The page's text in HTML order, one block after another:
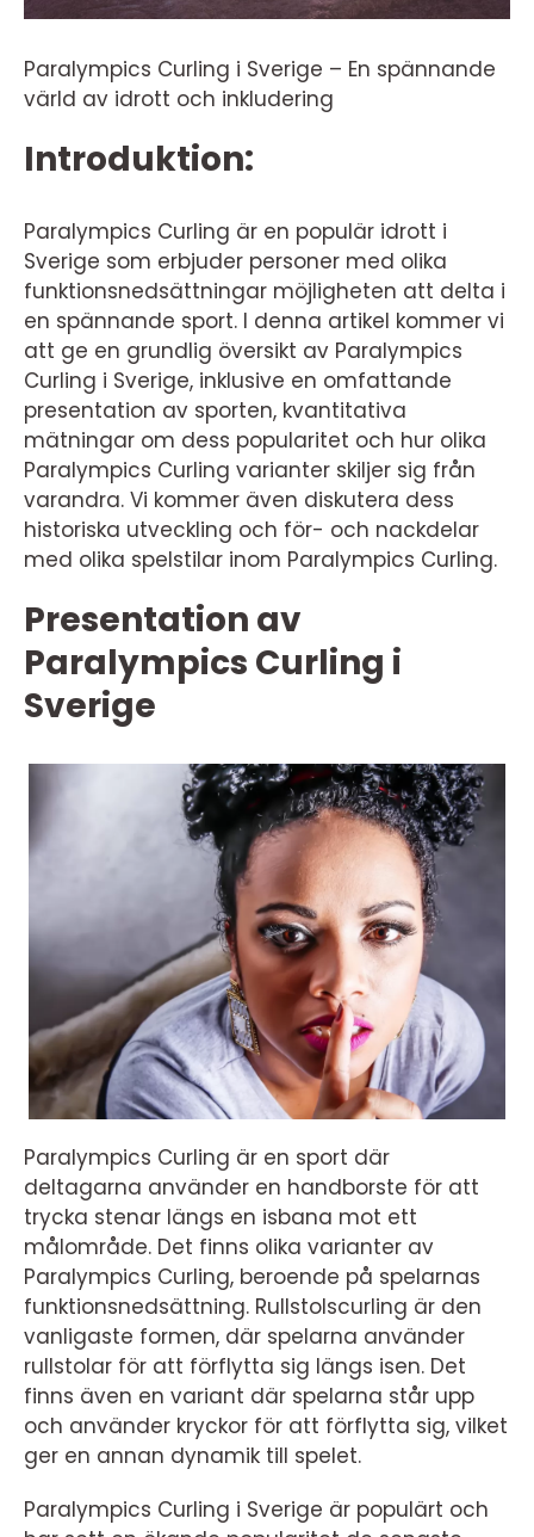
Paralympics Curling i Sverige – En spännande
värld av idrott och inkludering
Introduktion:
Paralympics Curling är en populär idrott i
Sverige som erbjuder personer med olika
funktionsnedsättningar möjligheten att delta i
en spännande sport. I denna artikel kommer vi
att ge en grundlig översikt av Paralympics
Curling i Sverige, inklusive en omfattande
presentation av sporten, kvantitativa
mätningar om dess popularitet och hur olika
Paralympics Curling varianter skiljer sig från
varandra. Vi kommer även diskutera dess
historiska utveckling och för- och nackdelar
med olika spelstilar inom Paralympics Curling.
Presentation av
Paralympics Curling i
Sverige
Paralympics Curling är en sport där
deltagarna använder en handborste för att
trycka stenar längs en isbana mot ett
målområde. Det finns olika varianter av
Paralympics Curling, beroende på spelarnas
funktionsnedsättning. Rullstolscurling är den
vanligaste formen, där spelarna använder
rullstolar för att förflytta sig längs isen. Det
finns även en variant där spelarna står upp
och använder kryckor för att förflytta sig, vilket
ger en annan dynamik till spelet.
Paralympics Curling i Sverige är populärt och